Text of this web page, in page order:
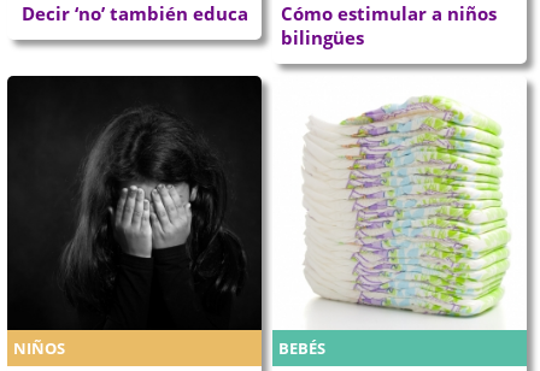
Decir ‘no’ también educa
Cómo estimular a niños
bilingües
NIÑOS BEBÉS